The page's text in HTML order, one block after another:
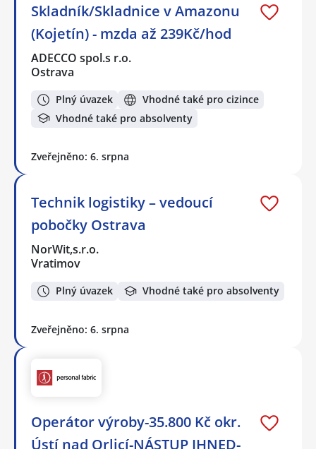
Skladník/Skladnice v Amazonu
(Kojetín) - mzda až 239Kč/hod
ADECCO spol.s r.o.
Ostrava
Plný úvazek
Vhodné také pro cizince
Vhodné také pro absolventy
Zveřejněno: 6. srpna
Technik logistiky – vedoucí
pobočky Ostrava
NorWit,s.r.o.
Vratimov
Plný úvazek Vhodné také pro absolventy
Zveřejněno: 6. srpna
Operátor výroby-35.800 Kč okr.
Ústí nad Orlicí-NÁSTUP IHNED-